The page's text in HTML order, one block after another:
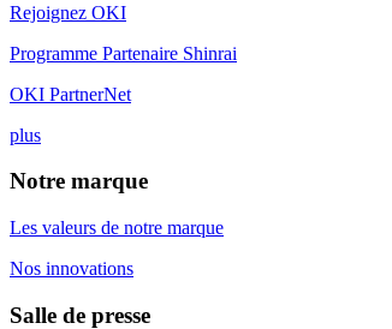
Rejoignez OKI
Programme Partenaire Shinrai
OKI PartnerNet
plus
Notre marque
Les valeurs de notre marque
Nos innovations
Salle de presse